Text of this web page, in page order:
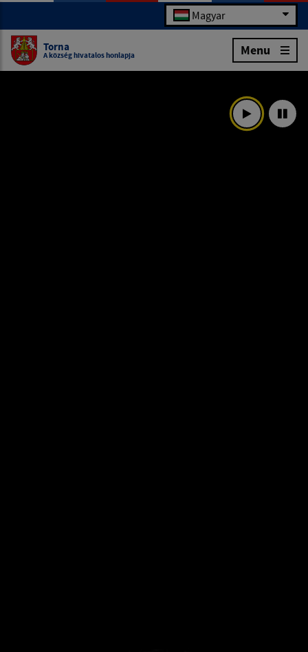
Magyar
Torna
A község hivatalos honlapja Menu